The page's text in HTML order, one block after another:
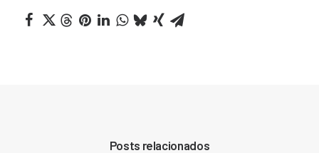
Posts relacionados